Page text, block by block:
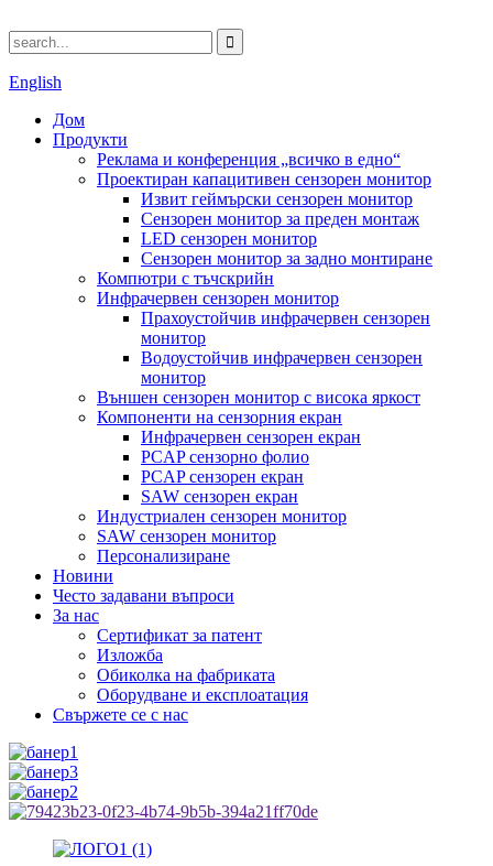
English
Дом
Продукти
Реклама и конференция „всичко в едно“
Проектиран капацитивен сензорен монитор
Извит геймърски сензорен монитор
Сензорен монитор за преден монтаж
LED сензорен монитор
Сензорен монитор за задно монтиране
Компютри с тъчскрийн
Инфрачервен сензорен монитор
Прахоустойчив инфрачервен сензорен
монитор
Водоустойчив инфрачервен сензорен
монитор
Външен сензорен монитор с висока яркост
Компоненти на сензорния екран
Инфрачервен сензорен екран
PCAP сензорно фолио
PCAP сензорен екран
SAW сензорен екран
Индустриален сензорен монитор
SAW сензорен монитор
Персонализиране
Новини
Често задавани въпроси
За нас
Сертификат за патент
Изложба
Обиколка на фабриката
Оборудване и експлоатация
Свържете се с нас